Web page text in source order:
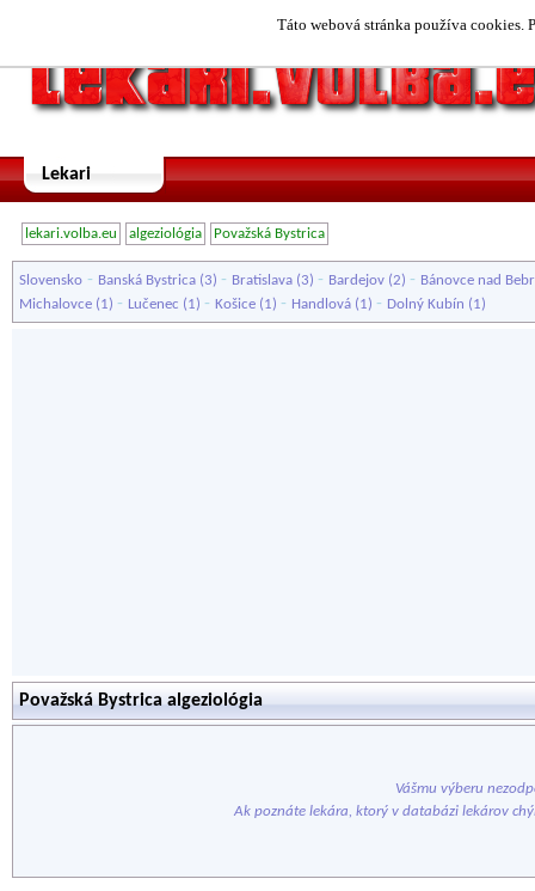
Táto webová stránka používa cookies.
Lekari
lekari.volba.eu algeziológia Považská Bystrica
Slovensko - Banská Bystrica (3) - Bratislava (3) - Bardejov (2) - Bánovce nad
Michalovce (1) - Lučenec (1) - Košice (1) - Handlová (1) - Dolný Kubín (1)
Považská Bystrica algeziológia
Vášmu výberu
Ak poznáte lekára, ktorý v databázi lekárov